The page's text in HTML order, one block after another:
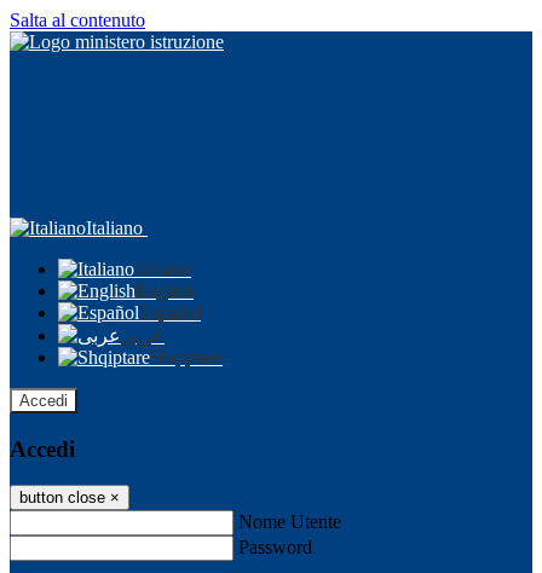
Salta al contenuto
Italiano
Italiano
English
Español
عربى
Shqiptare
Accedi
Accedi
button close ×
Nome Utente
Password